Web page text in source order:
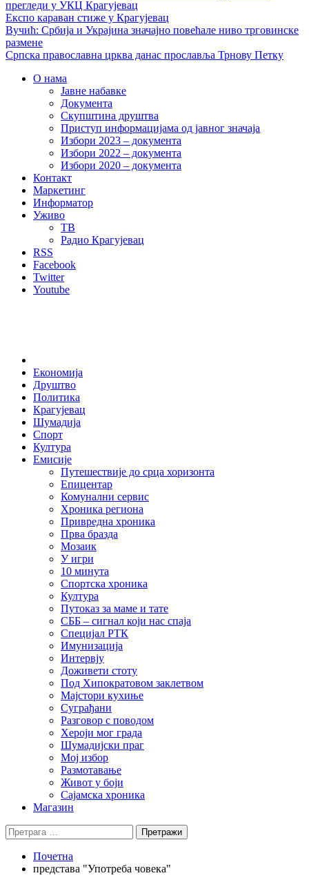
прегледи у УКЦ Крагујевац
Експо караван стиже у Крагујевац
Вучић: Србија и Украјина значајно повећале ниво трговинске
размене
Српска православна црква данас прославља Трнову Петку
О нама
Јавне набавке
Документа
Скупштина друштва
Приступ информацијама од јавног значаја
Избори 2023 – документа
Избори 2022 – документа
Избори 2020 – документа
Контакт
Маркетинг
Информатор
Уживо
ТВ
Радио Крагујевац
RSS
Facebook
Twitter
Youtube
Економија
Друштво
Политика
Крагујевац
Шумадија
Спорт
Култура
Емисије
Путешествије до срца хоризонта
Епицентар
Комунални сервис
Хроника региона
Привредна хроника
Прва бразда
Мозаик
У игри
10 минута
Спортска хроника
Култура
Путоказ за маме и тате
СББ – сигнал који нас спаја
Специјал РТК
Имунизација
Интервју
Доживети стоту
Под Хипократовом заклетвом
Мајстори кухиње
Суграђани
Разговор с поводом
Хероји мог града
Шумадијски праг
Мој избор
Размотавање
Живот у боји
Сајамска хроника
Магазин
Претрага
за:
Почетна
представа "Употреба човека"